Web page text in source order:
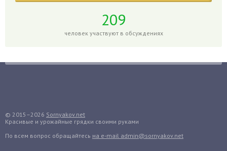
Гранат
Грядки
Гуава
209
человек участвуют в обсуждениях
© 2015–2026 Sornyakov.net
Красивые и урожайные грядки своими руками
По всем вопрос обращайтесь на e-mail admin@sornyakov.net